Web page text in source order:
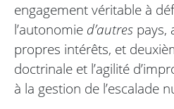
engagement véritable à
l’autonomie d’autres pays,
propres intérêts, et
doctrinale et l’agilité
à la gestion de l’escalade